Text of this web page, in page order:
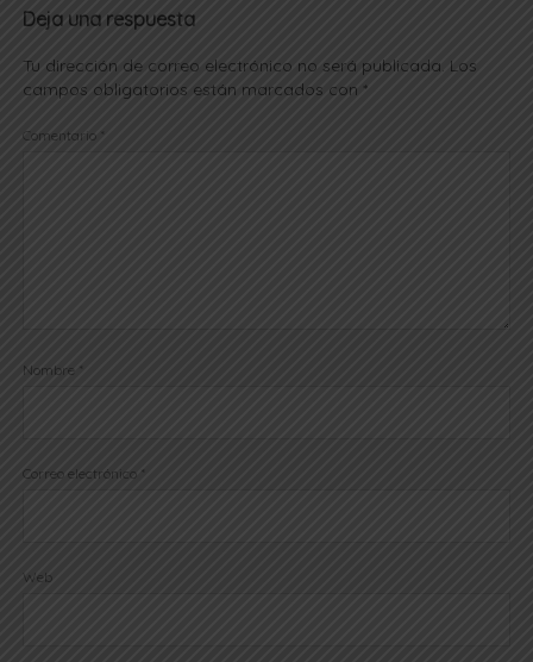
Deja una respuesta
Tu dirección de correo electrónico no será publicada. Los
campos obligatorios están marcados con *
Comentario *
Nombre *
Correo electrónico *
Web